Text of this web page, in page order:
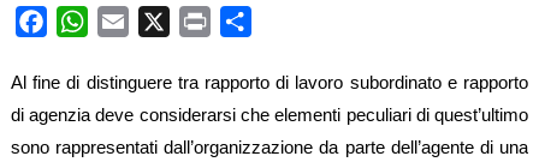
FacebookWhatsApp
Email Print
Al fine di distinguere tra rapporto di lavoro subordinato e rapporto
di agenzia deve considerarsi che elementi peculiari di quest’ultimo
sono rappresentati dall’organizzazione da parte dell’agente di una